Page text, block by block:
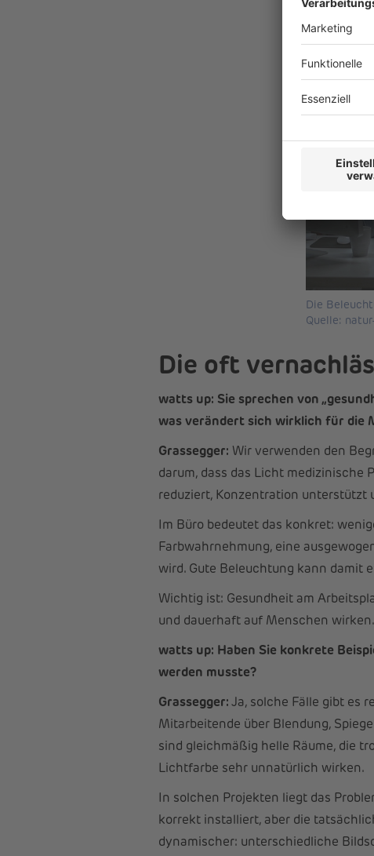
Die
Quelle:
Die oft
watts up: Sie sprechen von
was verändert sich wirklich für die
Grassegger: Wir verwenden den
darum, dass das Licht medizinische
reduziert, Konzentration unterstützt
Im Büro bedeutet das konkret:
Farbwahrnehmung, eine
wird. Gute Beleuchtung kann damit
Wichtig ist: Gesundheit am
und dauerhaft auf Menschen wirken.
watts up: Haben Sie konkrete
werden musste?
Grassegger: Ja, solche Fälle gibt es
Mitarbeitende über Blendung,
sind gleichmäßig helle Räume, die
Lichtfarbe sehr unnatürlich wirken.
In solchen Projekten liegt das
korrekt installiert, aber die
dynamischer: unterschiedliche